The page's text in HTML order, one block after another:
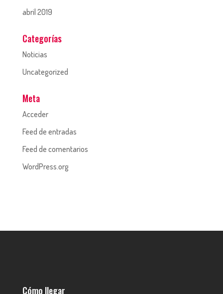
abril 2019
Categorías
Noticias
Uncategorized
Meta
Acceder
Feed de entradas
Feed de comentarios
WordPress.org
Cómo llegar